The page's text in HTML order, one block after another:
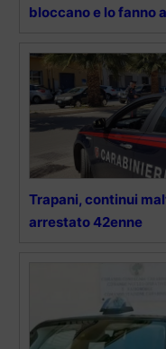
bloccano e lo fanno
Trapani, continui
arrestato 42enne